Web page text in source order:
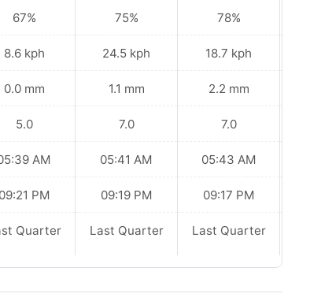
67%
8.6 kph
0.0 mm
5.0
AM
09:21 PM
Quarter
75%
24.5 kph
1.1 mm
7.0
05:41 AM
09:19 PM
Last Quarter
78%
18.7 kph
2.2 mm
7.0
05:43 AM
09:17 PM
Last Quarter